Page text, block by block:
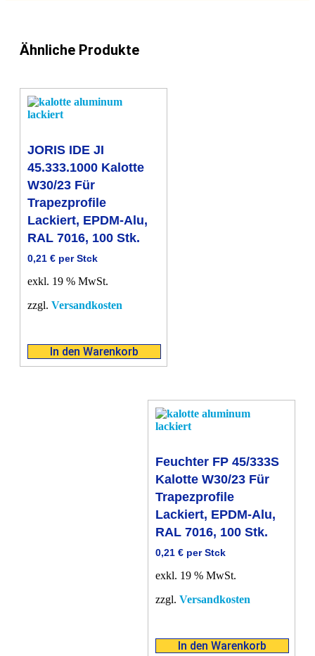
Stk.
Menge
Ähnliche Produkte
JORIS IDE JI
45.333.1000 Kalotte
W30/23 Für
Trapezprofile
Lackiert, EPDM-Alu,
RAL 7016, 100 Stk.
0,21 € per Stck
exkl. 19 % MwSt.
zzgl. Versandkosten
In den Warenkorb
Feuchter FP 45/333S
Kalotte W30/23 Für
Trapezprofile
Lackiert, EPDM-Alu,
RAL 7016, 100 Stk.
0,21 € per Stck
exkl. 19 % MwSt.
zzgl. Versandkosten
In den Warenkorb